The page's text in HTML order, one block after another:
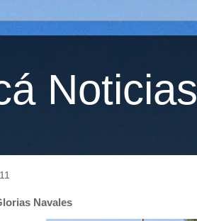
Noticias
Navales